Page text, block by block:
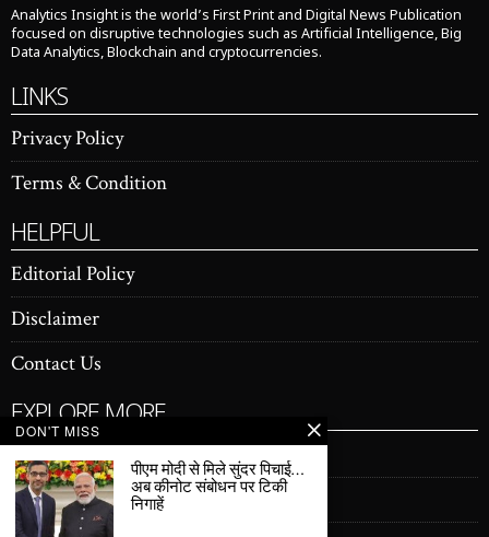
Analytics Insight is the world’s First Print and Digital News Publication
focused on disruptive technologies such as Artificial Intelligence, Big
Data Analytics, Blockchain and cryptocurrencies.
LINKS
Privacy Policy
Terms & Condition
HELPFUL
Editorial Policy
Disclaimer
Contact Us
EXPLORE MORE
Latest news
Artificial Intelligence
DON'T MISS
पीएम मोदी से मिले सुंदर पिचाई…
अब कीनोट संबोधन पर टिकी
निगाहें